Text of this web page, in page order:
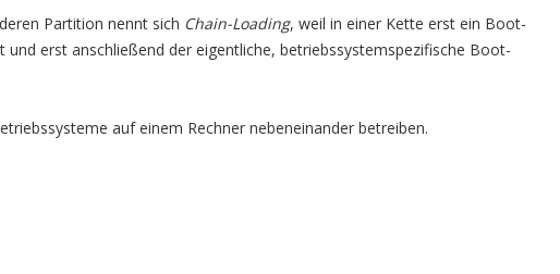
Partition nennt sich Chain-Loading, weil in einer Kette erst ein Boot-
erst anschließend der eigentliche, betriebssystemspezifische Boot-
auf einem Rechner nebeneinander betreiben.